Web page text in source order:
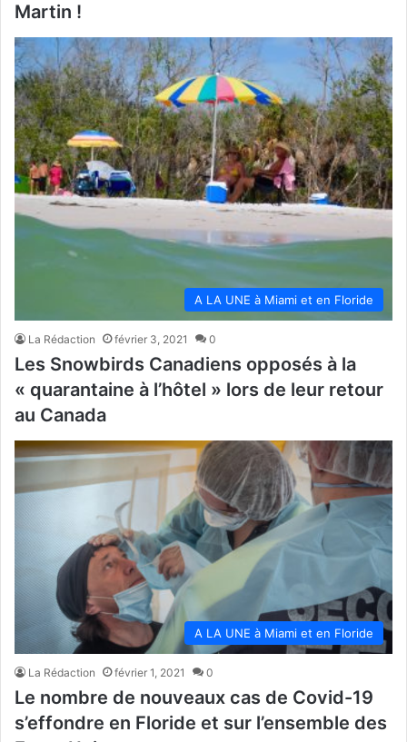
Martin !
A LA UNE à Miami et en Floride
La Rédaction février 3, 2021 0
Les Snowbirds Canadiens opposés à la
« quarantaine à l’hôtel » lors de leur retour
au Canada
A LA UNE à Miami et en Floride
La Rédaction février 1, 2021 0
Le nombre de nouveaux cas de Covid-19
s’effondre en Floride et sur l’ensemble des